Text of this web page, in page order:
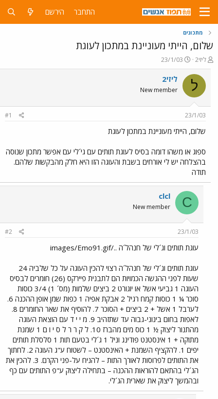
התחבר הירשם
מתכונים
שלום, הייתי מעוניינת במתכון לעוגת
פ
ו
ת
ח
ה
ש
א
ליזי2
פ
ו
ס
ר
23/1/03
ל ליזי2
New member
23/1/03
#1
שלום, הייתי מעוניינת במתכון לעוגת
ספוג או משהו דומה בסיס לעוגת תותים עם גי´לי עם אפשר מתכון שנוסה
בהצלחה יש לי אורחים בשבת והעוגה הזו היא חלק מהבקשות שלהם.
תודה
C
clcl
New member
23/1/03
#2
עוגת תותים וג´לי של חנהל´ה ../images/Emo91.gif
עוגת תותים וג´לי של חנהל´ה רצוי להכין העוגה על כל שלביה 24
שעות לפני ההגשה הכמויות הם לתבנית פיירקס (26) חומרים לבסיס
העוגה 1 גביעי אשל או יוגורט 2 ביצים שלמות (מס´ 1) 3/4 כוסות
סוכר ¼ 1 כוסות קמח רגיל 2 אבקת אפיה 1 כפות שמן אופן ההכנה 6.
לערבל 1 אשל + 2 ביצים + הסוכר 7. להוסיף את שאר החומרים 8.
לאפות בחום בינוני-גבוה עד שתזהיב 9. מ י י ד עם הוצאת העוגה
מהתנור ליצוק ½ 1 כוס מים מהברז 10. ל ק ר ר ל ס י ו ם 1 שמנת
מתוקה + 1 אינסטנט פודינג וניל 1 ג´לי בטעם תות 1 סלסלת תותים
יפים 1. להקציף השמנת + האינסטנט – לשטוח ע"ג העוגה 2. לחתוך
את התותים לפרוסות לאורך התות – להניח על-פני הקרם. 3. להכין את
הג´לי בהתאם להוראות ההכנה – בתחילה ליצוק ע"פ התותים עם כף
ובהמשך ליצוק את שארית הג´לי.